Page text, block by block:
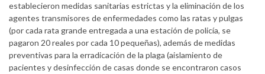
establecieron medidas sanitarias estrictas y la eliminación de los
agentes transmisores de enfermedades como las ratas y pulgas
(por cada rata grande entregada a una estación de policía, se
pagaron 20 reales por cada 10 pequeñas), además de medidas
preventivas para la erradicación de la plaga (aislamiento de
pacientes y desinfección de casas donde se encontraron casos